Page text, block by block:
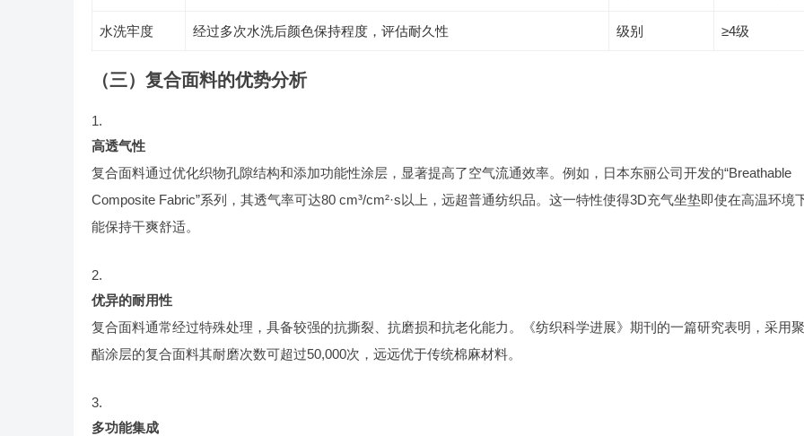
水洗牢度 经过多次水洗后颜色保持程度，评估耐久性 级别 ≥4级
（三）复合面料的优势分析
高透气性
复合面料通过优化织物孔隙结构和添加功能性涂层，显著提高了空气流通效率。例如，日本东丽公司开发的“Breathable
Composite Fabric”系列，其透气率可达80 cm³/cm²·s以上，远超普通纺织品。这一特性使得3D充气坐垫即使在高温环境
能保持干爽舒适。
优异的耐用性
复合面料通常经过特殊处理，具备较强的抗撕裂、抗磨损和抗老化能力。《纺织科学进展》期刊的一篇研究表明，采用
酯涂层的复合面料其耐磨次数可超过50,000次，远远优于传统棉麻材料。
多功能集成